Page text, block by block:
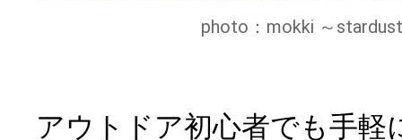
photo：mokki ～
アウトドア初心者でも手軽